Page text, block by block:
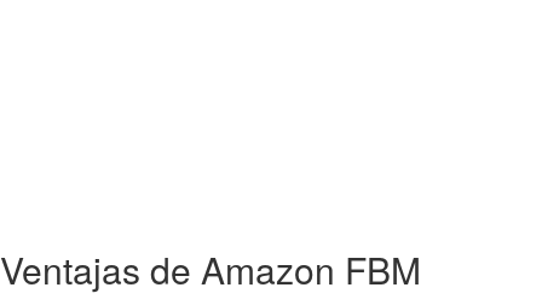
Ventajas de Amazon FBM